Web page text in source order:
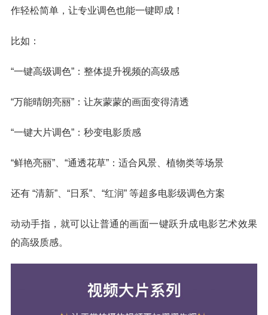
作轻松简单，让专业调色也能一键即成！
比如：
“一键高级调色”：整体提升视频的高级感
“万能晴朗亮丽”：让灰蒙蒙的画面变得清透
“一键大片调色”：秒变电影质感
“鲜艳亮丽”、“通透花草”：适合风景、植物类等场景
还有 “清新”、“日系”、“红润” 等超多电影级调色方案
动动手指，就可以让普通的画面一键跃升成电影艺术效果
的高级质感。